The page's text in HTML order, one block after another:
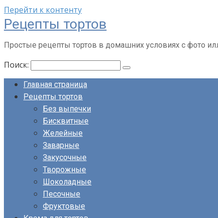
Перейти к контенту
Рецепты тортов
Простые рецепты тортов в домашних условиях с фото
Поиск:
Главная страница
Рецепты тортов
Без выпечки
Бисквитные
Желейные
Заварные
Закусочные
Творожные
Шоколадные
Песочные
Фруктовые